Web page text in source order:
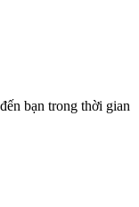
bạn trong thời gian